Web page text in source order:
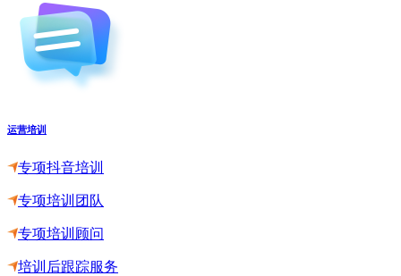
运营培训
专项抖音培训
专项培训团队
专项培训顾问
培训后跟踪服务